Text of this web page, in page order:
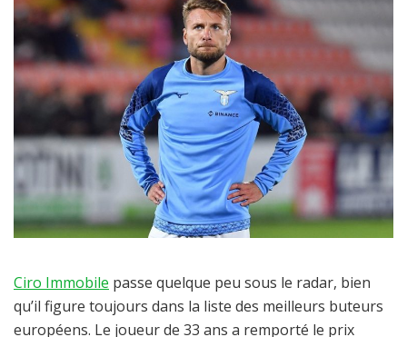
Ciro Immobile passe quelque peu sous le radar, bien
qu’il figure toujours dans la liste des meilleurs buteurs
européens. Le joueur de 33 ans a remporté le prix